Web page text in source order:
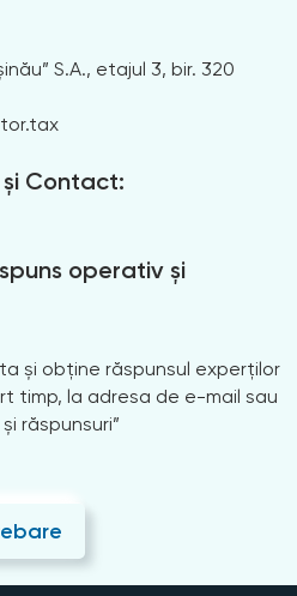
S.A., etajul 3, bir. 320
Contact:
operativ și
și obține răspunsul experților
timp, la adresa de e-mail sau
răspunsuri”